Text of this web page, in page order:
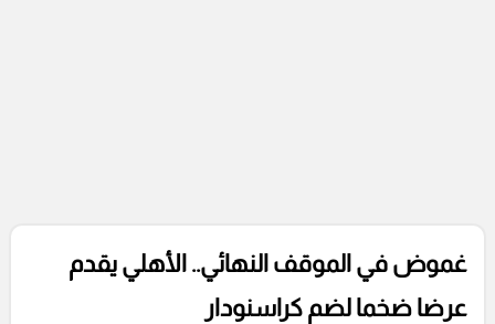
غموض في الموقف النهائي.. الأهلي يقدم
عرضا ضخما لضم كراسنودار